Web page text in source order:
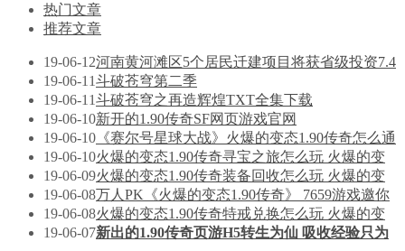
热门文章
推荐文章
19-06-12河南黄河滩区5个居民迁建项目将获省级投资7.4
19-06-11斗破苍穹第二季
19-06-11斗破苍穹之再造辉煌TXT全集下载
19-06-10新开的1.90传奇SF网页游戏官网
19-06-10 《赛尔号星球大战》火爆的变态1.90传奇怎么通
19-06-10火爆的变态1.90传奇寻宝之旅怎么玩 火爆的变
19-06-09火爆的变态1.90传奇装备回收怎么玩 火爆的变
19-06-08万人PK《火爆的变态1.90传奇》 7659游戏邀你
19-06-08火爆的变态1.90传奇特戒兑换怎么玩 火爆的变
19-06-07新出的1.90传奇页游H5转生为仙 吸收经验只为